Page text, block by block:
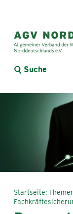
Suche
Startseite